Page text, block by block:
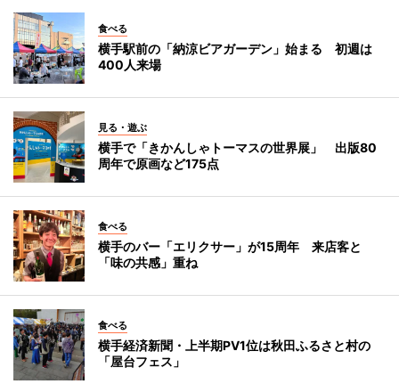
食べる
横手駅前の「納涼ビアガーデン」始まる 初週は
400人来場
見る・遊ぶ
横手で「きかんしゃトーマスの世界展」 出版80
周年で原画など175点
食べる
横手のバー「エリクサー」が15周年 来店客と
「味の共感」重ね
食べる
横手経済新聞・上半期PV1位は秋田ふるさと村の
「屋台フェス」